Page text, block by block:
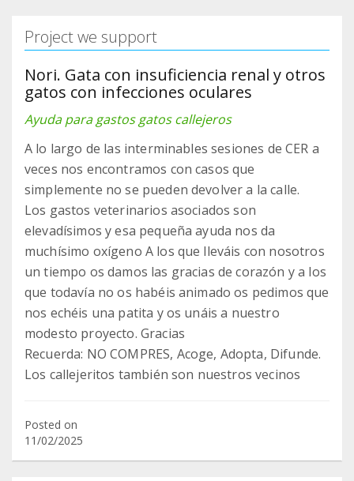
Project we support
Nori. Gata con insuficiencia renal y otros
gatos con infecciones oculares
Ayuda para gastos gatos callejeros
A lo largo de las interminables sesiones de CER a
veces nos encontramos con casos que
simplemente no se pueden devolver a la calle.
Los gastos veterinarios asociados son
elevadísimos y esa pequeña ayuda nos da
muchísimo oxígeno A los que lleváis con nosotros
un tiempo os damos las gracias de corazón y a los
que todavía no os habéis animado os pedimos que
nos echéis una patita y os unáis a nuestro
modesto proyecto. Gracias
Recuerda: NO COMPRES, Acoge, Adopta, Difunde.
Los callejeritos también son nuestros vecinos
Posted on
11/02/2025